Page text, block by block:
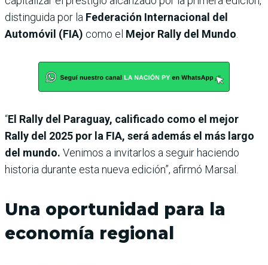
distinguida por la Federación Internacional del
Automóvil (FIA) como el Mejor Rally del Mundo
“El Rally del Paraguay, calificado como el mejor
Rally del 2025 por la FIA, será además el más largo
del mundo. Venimos a invitarlos a seguir haciendo
historia durante esta nueva edición”, afirmó Marsal.
Una oportunidad para la
economía regional